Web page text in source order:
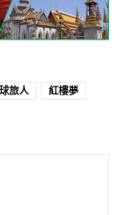
旅人 紅樓夢